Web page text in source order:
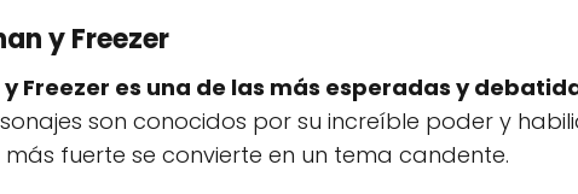
y Freezer
Freezer es una de las más esperadas y
son conocidos por su increíble poder y
fuerte se convierte en un tema candente.